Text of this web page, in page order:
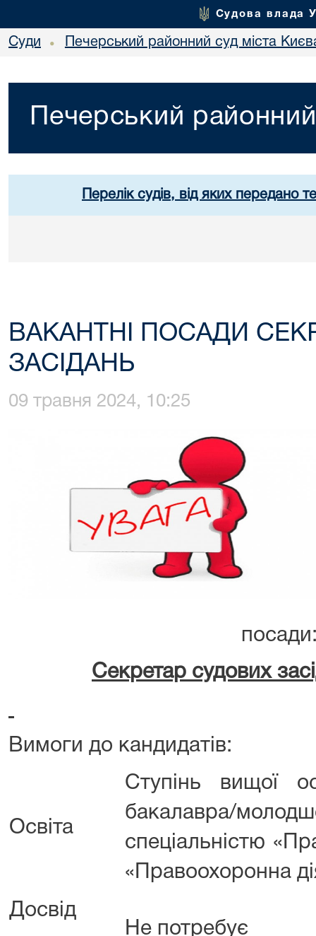
Судова влада
Суди • Печерський районний суд міста
Печерський
Перелік судів, від яких передано
ВАКАНТНІ ПОСАДИ
ЗАСІДАНЬ
09 травня 2024, 10:25
Секретар судових
Вимоги до кандидатів:
Освіта
Ступінь вищої
бакалавра/
спеціальністю
«Правоохоронна
Досвід
Не потребує